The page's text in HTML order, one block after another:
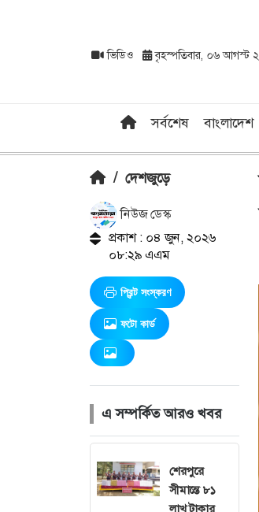
ভিডিও বৃহস্পতিবার, ০৬ আগস্ট
সর্বশেষ বাংলাদেশ
/ দেশজুড়ে
নিউজ ডেস্ক
প্রকাশ : ০৪ জুন, ২০২৬
০৮:২৯ এএম
প্রিন্ট সংস্করণ
ফটো কার্ড
এ সম্পর্কিত আরও খবর
শেরপুরে
সীমান্তে ৮১
লাখ টাকার